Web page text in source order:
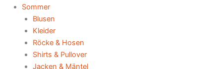
Sommer
Blusen
Kleider
Röcke & Hosen
Shirts & Pullover
Jacken & Mäntel